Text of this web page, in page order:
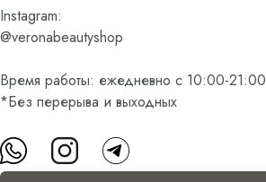
Instagram:
@veronabeautyshop
Время работы: ежедневно с 10:00-21:00
*Без перерыва и выходных